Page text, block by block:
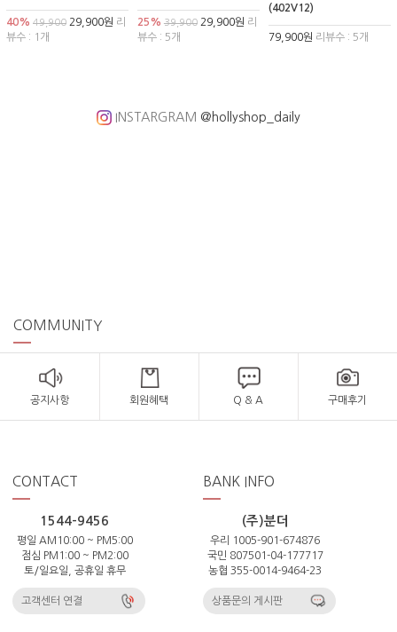
40% 49,900 29,900원 리
뷰수 : 1개
25% 39,90029,900원 리
뷰수 : 5개
(402V12)
79,900원 리뷰수 : 5개
INSTARGRAM @hollyshop_daily
COMMUNITY
공지사항 회원혜택 Q & A 구매후기
CONTACT
1544-9456
평일 AM10:00 ~ PM5:00
점심 PM1:00 ~ PM2:00
토/일요일, 공휴일 휴무
고객센터 연결
BANK INFO
(주)분더
우리 1005-901-674876
국민 807501-04-177717
농협 355-0014-9464-23
상품문의 게시판